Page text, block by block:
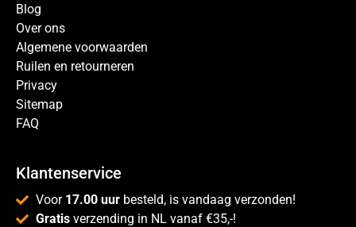
Blog
Over ons
Algemene voorwaarden
Ruilen en retourneren
Privacy
Sitemap
FAQ
Klantenservice
Voor 17.00 uur besteld, is vandaag verzonden!
Gratis verzending in NL vanaf €35,-!